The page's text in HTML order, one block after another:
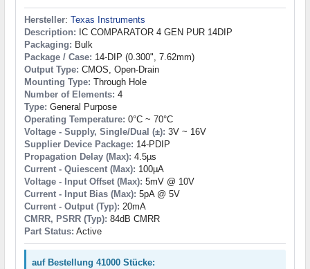
Hersteller: Texas Instruments
Description: IC COMPARATOR 4 GEN PUR 14DIP
Packaging: Bulk
Package / Case: 14-DIP (0.300", 7.62mm)
Output Type: CMOS, Open-Drain
Mounting Type: Through Hole
Number of Elements: 4
Type: General Purpose
Operating Temperature: 0°C ~ 70°C
Voltage - Supply, Single/Dual (±): 3V ~ 16V
Supplier Device Package: 14-PDIP
Propagation Delay (Max): 4.5µs
Current - Quiescent (Max): 100µA
Voltage - Input Offset (Max): 5mV @ 10V
Current - Input Bias (Max): 5pA @ 5V
Current - Output (Typ): 20mA
CMRR, PSRR (Typ): 84dB CMRR
Part Status: Active
auf Bestellung 41000 Stücke: